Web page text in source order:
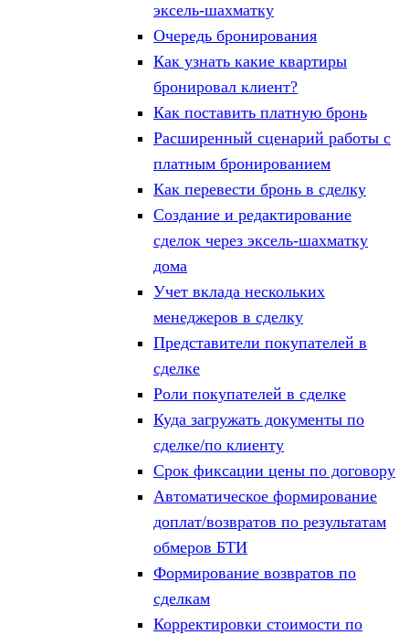
эксель-шахматку
Очередь бронирования
Как узнать какие квартиры
бронировал клиент?
Как поставить платную бронь
Расширенный сценарий работы с
платным бронированием
Как перевести бронь в сделку
Создание и редактирование
сделок через эксель-шахматку
дома
Учет вклада нескольких
менеджеров в сделку
Представители покупателей в
сделке
Роли покупателей в сделке
Куда загружать документы по
сделке/по клиенту
Срок фиксации цены по договору
Автоматическое формирование
доплат/возвратов по результатам
обмеров БТИ
Формирование возвратов по
сделкам
Корректировки стоимости по